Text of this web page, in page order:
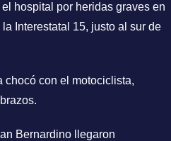
hospital por heridas graves en
Interestatal 15, justo al sur de
chocó con el motociclista,
Bernardino llegaron